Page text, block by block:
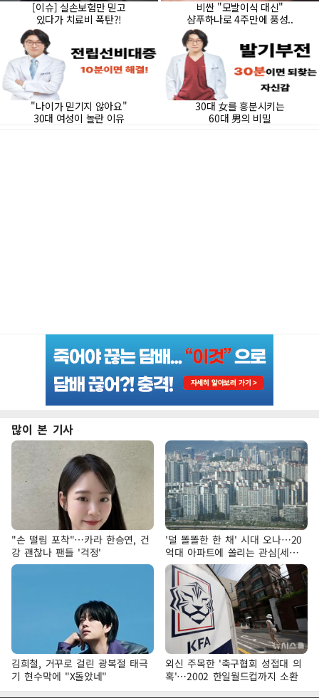
많이 본 기사
"손 떨림 포착"…카라 한승연, 건
강 괜찮나 팬들 '걱정'
'덜 똘똘한 한 채' 시대 오나…20
억대 아파트에 쏠리는 관심[세제
개편, 그 이후②]
김희철, 거꾸로 걸린 광복절 태극
기 현수막에 "X돌았네"
외신 주목한 '축구협회 성접대 의
혹'…2002 한일월드컵까지 소환